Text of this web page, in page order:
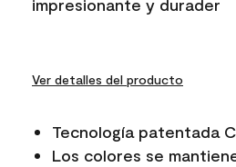
impresionante y durader
Ver detalles del producto
Tecnología patentada
Los colores se